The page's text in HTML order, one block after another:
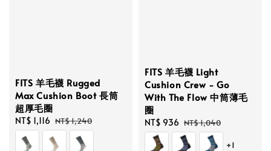
FITS 羊毛襪 Rugged
Max Cushion Boot 長筒
超厚毛圈
Sale
price
NT$ 1,116 Regular
price
NT$ 1,240
FITS 羊毛襪 Light
Cushion Crew - Go
With The Flow 中筒薄毛
圈
Sale
price
NT$ 936 Regular
price
NT$ 1,040
+1